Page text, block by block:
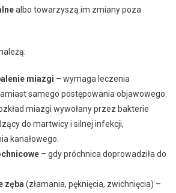
albo towarzyszą im zmiany poza
miazgi – wymaga leczenia
samego postępowania objawowego.
miazgi wywołany przez bakterie
do martwicy i silnej infekcji,
kanałowego.
– gdy próchnica doprowadziła do
zęba (złamania, pęknięcia, zwichnięcia) –